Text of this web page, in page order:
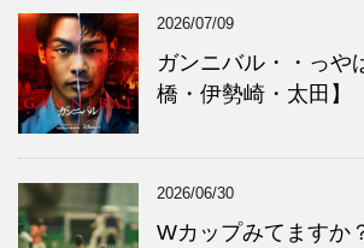
ブ
ゴ
ー
2026/07/09
ガンニバル・・っや
橋・伊勢崎・太田】
2026/06/30
Wカップみてますか